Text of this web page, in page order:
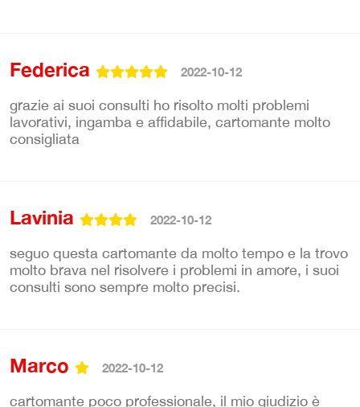
Federica 2022-10-12
grazie ai suoi consulti ho risolto molti problemi
lavorativi, ingamba e affidabile, cartomante molto
consigliata
Lavinia 2022-10-12
seguo questa cartomante da molto tempo e la trovo
molto brava nel risolvere i problemi in amore, i suoi
consulti sono sempre molto precisi.
Marco 2022-10-12
cartomante poco professionale, il mio giudizio è